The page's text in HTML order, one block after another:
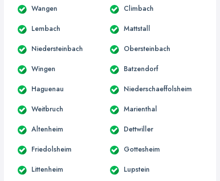
Wangen Climbach
Lembach Mattstall
Niedersteinbach Obersteinbach
Wingen Batzendorf
Haguenau Niederschaeffolsheim
Weitbruch Marienthal
Altenheim Dettwiller
Friedolsheim Gottesheim
Littenheim Lupstein